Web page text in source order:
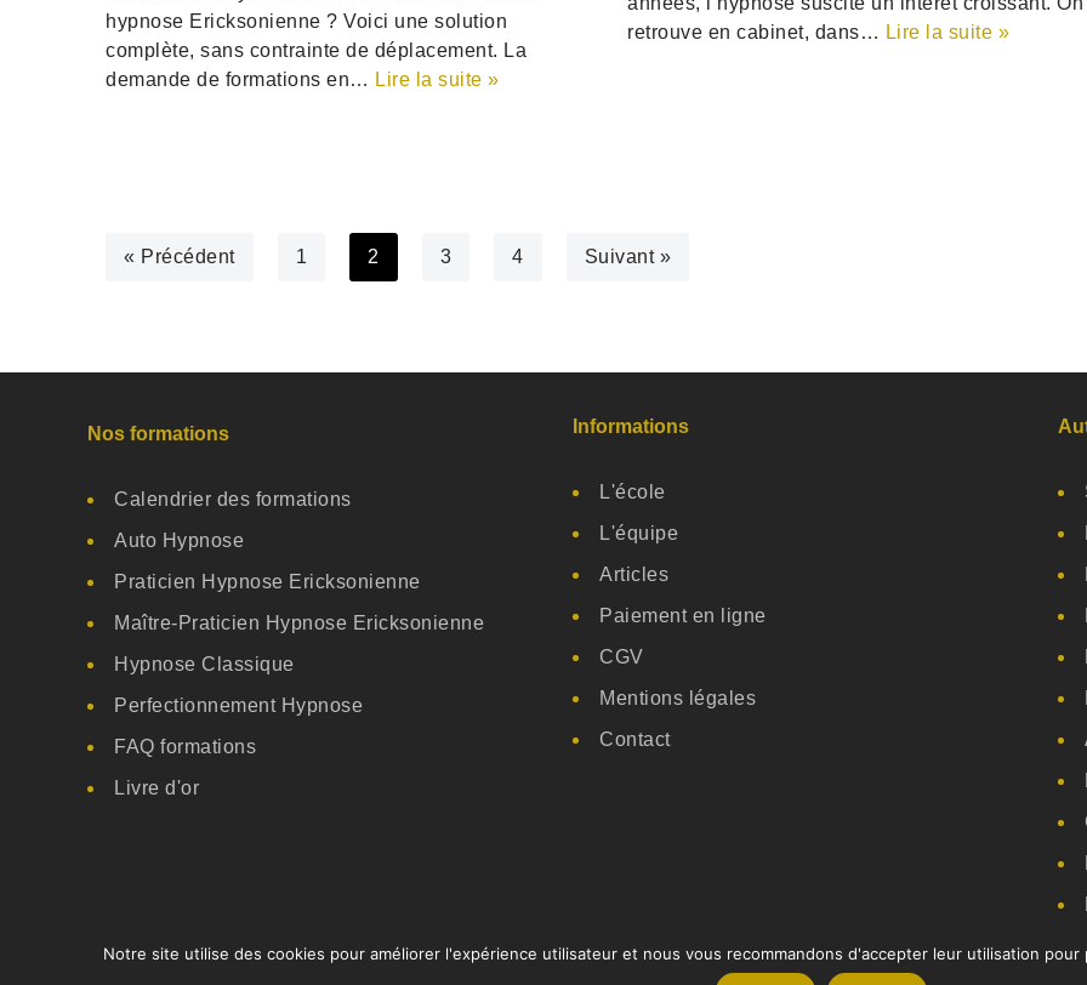
hypnose Ericksonienne ? Voici une solution
complète, sans contrainte de déplacement. La
demande de formations en… Lire la suite »
retrouve en cabinet, dans… Lire la suite »
« Précédent 1 2 3 4 Suivant »
Nos formations
Calendrier des formations
Auto Hypnose
Praticien Hypnose Ericksonienne
Maître-Praticien Hypnose Ericksonienne
Hypnose Classique
Perfectionnement Hypnose
FAQ formations
Livre d'or
Informations
L'école
L'équipe
Articles
Paiement en ligne
CGV
Mentions légales
Contact
Notre site utilise des cookies pour améliorer l'expérience utilisateur et nous vous recommandons d'accepter leur utilisation